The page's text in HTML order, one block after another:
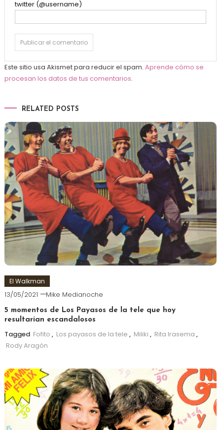
twitter (@username)
Este sitio usa Akismet para reducir el spam. Aprende cómo se
procesan los datos de tus comentarios.
RELATED POSTS
El Walkman
13/05/2021 Mike Medianoche
5 momentos de Los Payasos de la tele que hoy
resultarían escandalosos
Tagged Fofito , Los payasos de la tele , Miliki , Rita Irasema ,
Rody Aragón